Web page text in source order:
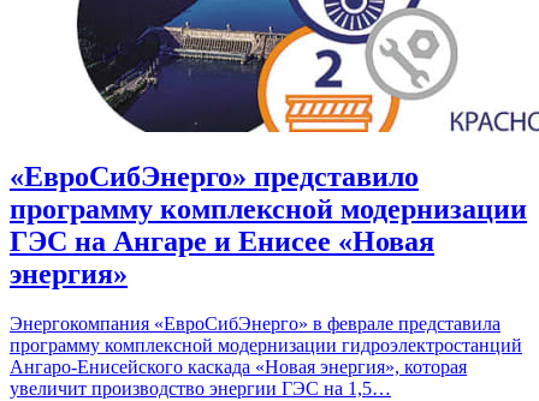
«ЕвроСибЭнерго» представило
программу комплексной модернизации
ГЭС на Ангаре и Енисее «Новая
энергия»
Энергокомпания «ЕвроСибЭнерго» в феврале представила
программу комплексной модернизации гидроэлектростанций
Ангаро-Енисейского каскада «Новая энергия», которая
увеличит производство энергии ГЭС на 1,5…